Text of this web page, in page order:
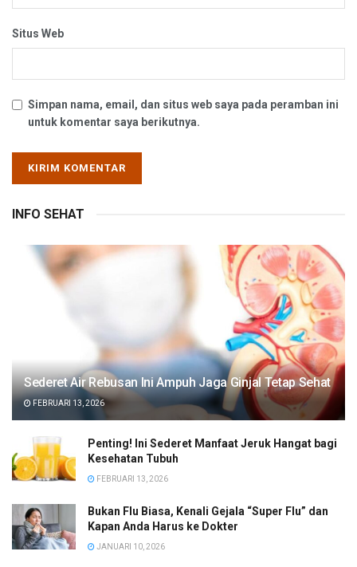
Situs Web
Simpan nama, email, dan situs web saya pada peramban ini
untuk komentar saya berikutnya.
INFO SEHAT
Sederet Air Rebusan Ini Ampuh Jaga Ginjal Tetap Sehat
FEBRUARI 13, 2026
Penting! Ini Sederet Manfaat Jeruk Hangat bagi
Kesehatan Tubuh
FEBRUARI 13, 2026
Bukan Flu Biasa, Kenali Gejala “Super Flu” dan
Kapan Anda Harus ke Dokter
JANUARI 10, 2026